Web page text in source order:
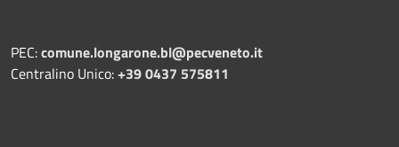
PEC:comune.longarone.bl@pecveneto.it
Centralino Unico:+39 0437 575811